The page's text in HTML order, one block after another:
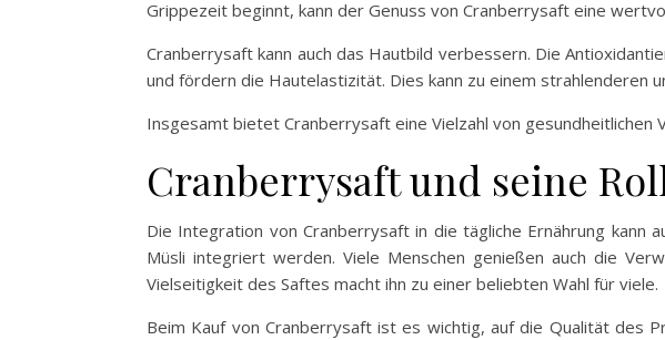
Grippezeit beginnt, kann der Genuss von Cranberrysaft eine
Cranberrysaft kann auch das Hautbild verbessern. Die
und fördern die Hautelastizität. Dies kann zu einem strahlenderen
Insgesamt bietet Cranberrysaft eine Vielzahl von gesundheitlichen
Cranberrysaft und seine
Die Integration von Cranberrysaft in die tägliche Ernährung kann
Müsli integriert werden. Viele Menschen genießen auch die
Vielseitigkeit des Saftes macht ihn zu einer beliebten Wahl für viele.
Beim Kauf von Cranberrysaft ist es wichtig, auf die Qualität des